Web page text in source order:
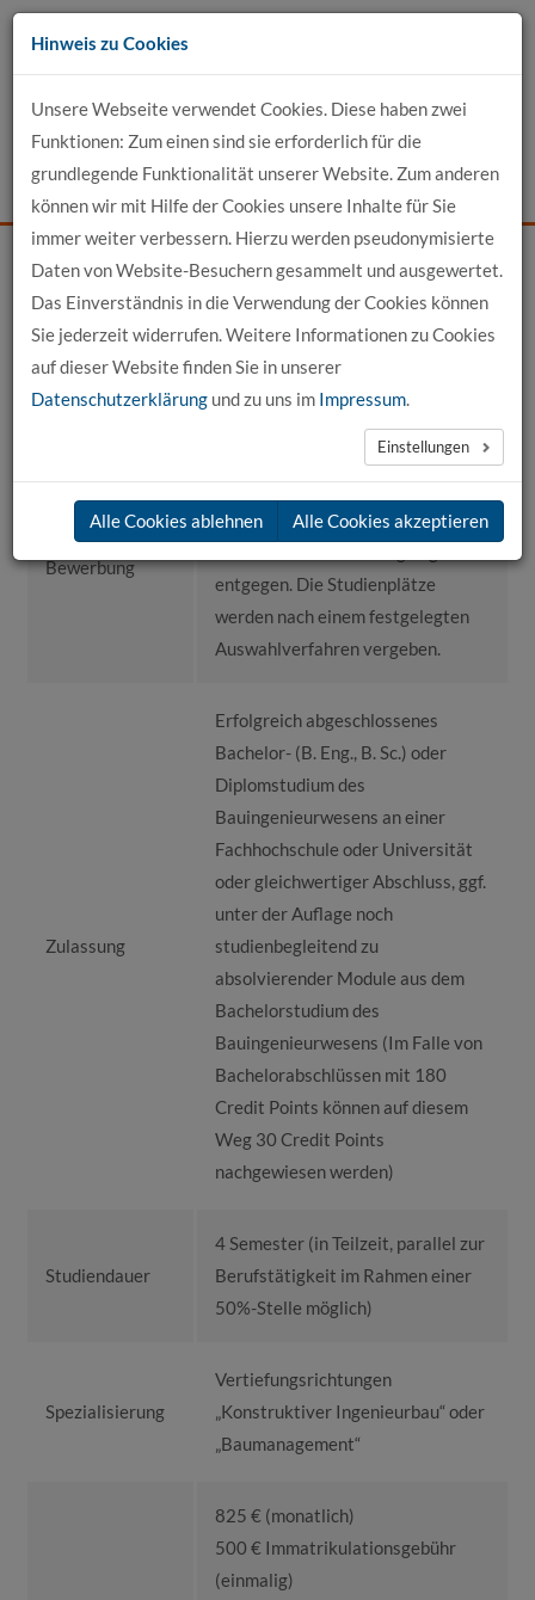
Zum
Inhalt
Events News Login Suche
Kontakt
Startseite Für Bewerber
Unsere Studiengänge
Masterstudium Bauingenieurwesen
Auf einen Blick
Auf einen Blick - Master Bauingenieurwesen (M. Eng.)
Bewerbung
Bewerbungen sind ab sofort über
dasOnline-Portalmöglich. Wir
entgegen. Die Studienplätze
werden nach einem festgelegten
Auswahlverfahren vergeben.
Zulassung
Erfolgreich abgeschlossenes
Bachelor- (B. Eng., B. Sc.) oder
Diplomstudium des
Bauingenieurwesens an einer
Fachhochschule oder Universität
oder gleichwertiger Abschluss, ggf.
unter der Auflage noch
studienbegleitend zu
absolvierender Module aus dem
Bachelorstudium des
Bauingenieurwesens (Im Falle von
Bachelorabschlüssen mit 180
Credit Points können auf diesem
Weg 30 Credit Points
nachgewiesen werden)
Studiendauer
4 Semester (in Teilzeit, parallel zur
Berufstätigkeit im Rahmen einer
50%-Stelle möglich)
Spezialisierung
Vertiefungsrichtungen
„Konstruktiver Ingenieurbau“ oder
„Baumanagement“
825 € (monatlich)
500 € Immatrikulationsgebühr
(einmalig)
Hinweis zu Cookies
Unsere Webseite verwendet Cookies. Diese haben zwei
Funktionen: Zum einen sind sie erforderlich für die
grundlegende Funktionalität unserer Website. Zum anderen
können wir mit Hilfe der Cookies unsere Inhalte für Sie
immer weiter verbessern. Hierzu werden pseudonymisierte
Daten von Website-Besuchern gesammelt und ausgewertet.
Das Einverständnis in die Verwendung der Cookies können
Sie jederzeit widerrufen. Weitere Informationen zu Cookies
auf dieser Website finden Sie in unserer
Datenschutzerklärung und zu uns im Impressum.
Einstellungen
Alle Cookies ablehnen Alle Cookies akzeptieren